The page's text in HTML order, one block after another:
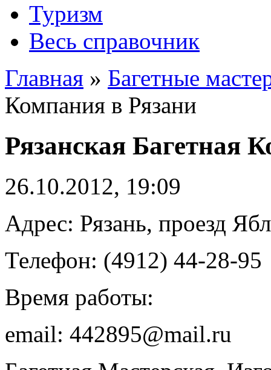
Туризм
Весь справочник
Главная » Багетные
Компания в Рязани
Рязанская Багетная
26.10.2012, 19:09
Адрес: Рязань, проезд
Телефон: (4912) 44-28-95
Время работы:
email: 442895@mail.ru